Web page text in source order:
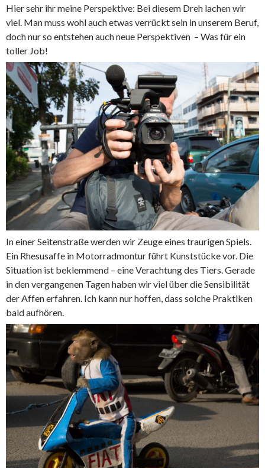
Hier sehr ihr meine Perspektive: Bei diesem Dreh lachen wir
viel. Man muss wohl auch etwas verrückt sein in unserem Beruf,
doch nur so entstehen auch neue Perspektiven – Was für ein
toller Job!
In einer Seitenstraße werden wir Zeuge eines traurigen Spiels.
Ein Rhesusaffe in Motorradmontur führt Kunststücke vor. Die
Situation ist beklemmend – eine Verachtung des Tiers. Gerade
in den vergangenen Tagen haben wir viel über die Sensibilität
der Affen erfahren. Ich kann nur hoffen, dass solche Praktiken
bald aufhören.